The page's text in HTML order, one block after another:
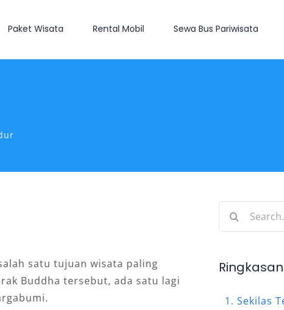
Paket Wisata Rental Mobil Sewa Bus Pariwisata
satu tujuan wisata paling
Buddha tersebut, ada satu lagi
Search
Ringkasan
Sekilas